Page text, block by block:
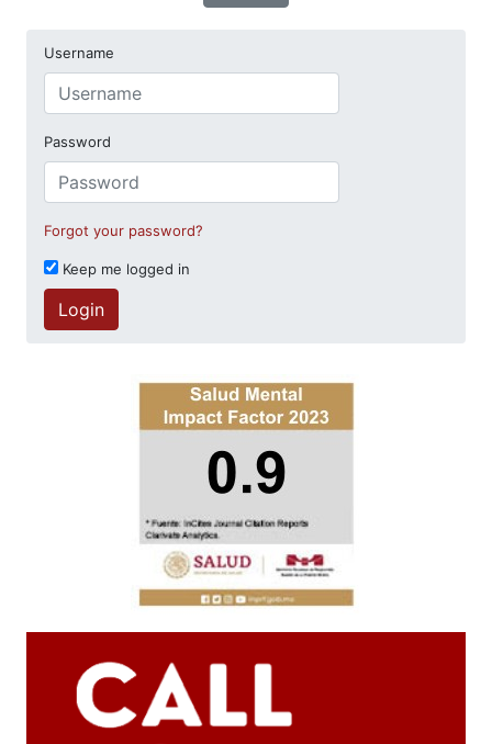
Username
Password
Forgot your password?
Keep me logged in
Login